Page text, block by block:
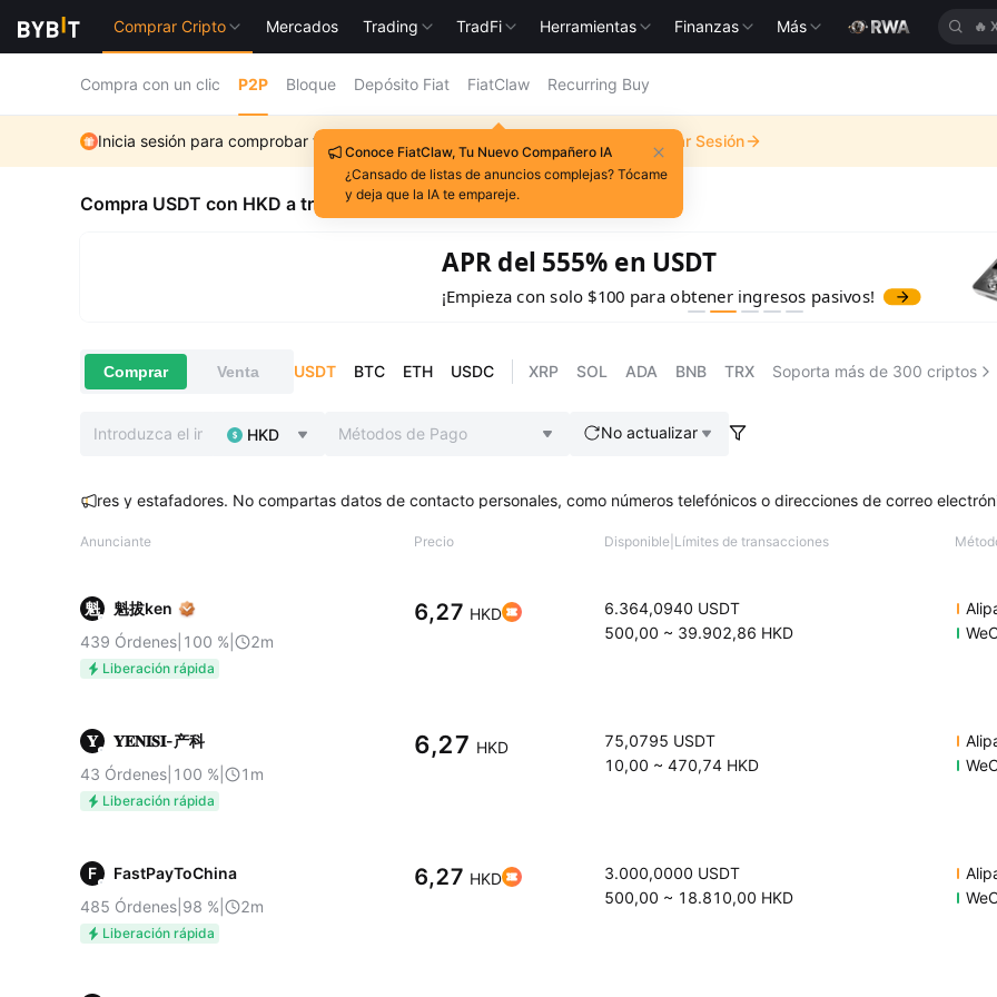
Comprar Cripto Mercados Trading TradFi Herramientas Finanzas Más 🔥
Compra con un clic P2P Bloque Depósito Fiat FiatClaw Recurring Buy
Inicia sesión para comprobar tu elegibilidad para el descuento de Iniciar Sesión
Compra USDT con HKD a través de P2P
APR del 555% en USDT
¡Empieza con solo $100 para obtener ingresos pasivos!
Comprar Venta USDT BTC ETH USDC XRP SOL ADA BNB TRX Soporta más de 300 criptos
HKD Métodos de Pago No actualizar
y estafadores. No compartas datos de contacto personales, como números telefónicos o direcciones de correo
Anunciante Precio Disponible Límites de transacciones
魁
魁拔ken
439 Órdenes 100 % 2m
Liberación rápida
6,27 HKD 6.364,0940 USDT
500,00 ~ 39.902,86 HKD
𝐘
𝐘𝐄𝐍𝐈𝐒𝐈-产科
43 Órdenes 100 % 1m
Liberación rápida
6,27 HKD 75,0795 USDT
10,00 ~ 470,74 HKD
F
FastPayToChina
485 Órdenes 98 % 2m
Liberación rápida
6,27 HKD 3.000,0000 USDT
500,00 ~ 18.810,00 HKD
Conoce FiatClaw, Tu Nuevo Compañero IA
¿Cansado de listas de anuncios complejas? Tócame
y deja que la IA te empareje.